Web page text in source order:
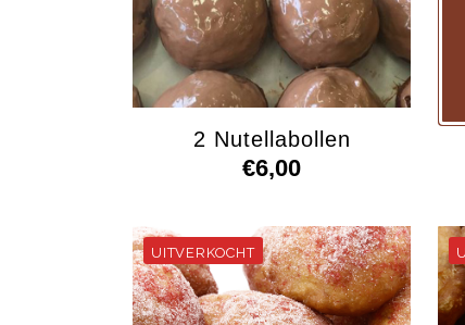
2 Nutellabollen
€6,00